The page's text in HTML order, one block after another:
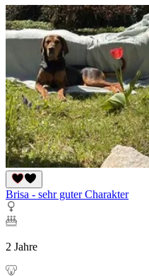
Brisa - sehr guter Charakter
2 Jahre